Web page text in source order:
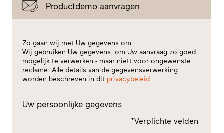
Productdemo aanvragen
Zo gaan wij met Uw gegevens om.
Wij gebruiken Uw gegevens, om Uw aanvraag zo goed
mogelijk te verwerken - maar niett voor ongewenste
reclame. Alle details van de gegevensverwerking
worden beschreven in dit privacybeleid.
Uw persoonlijke gegevens
*Verplichte velden